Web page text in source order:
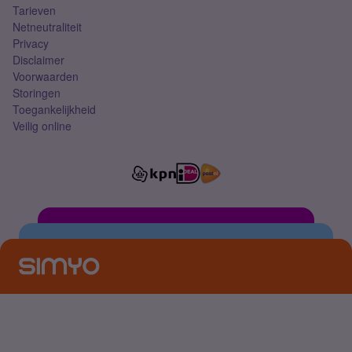
Tarieven
Netneutraliteit
Privacy
Disclaimer
Voorwaarden
Storingen
Toegankelijkheid
Veilig online